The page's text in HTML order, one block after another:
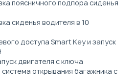
поясничного подпора сиденья
сиденья водителя в 10
доступа Smart Key и запуск
двигателя с ключа
открывания багажника c